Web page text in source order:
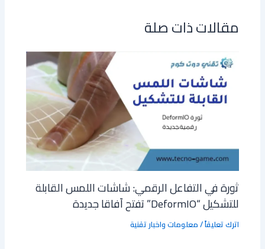
ok
p
p
er
مقالات ذات صلة
ثورة في التفاعل الرقمي: شاشات اللمس القابلة
للتشكيل “DeformIO” تفتح آفاقا جديدة
اترك تعليقاً/معلومات واخبار تقنية